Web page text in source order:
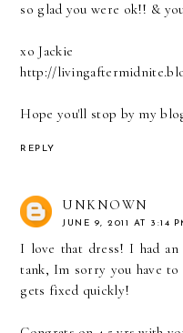
so glad you were ok!! &
xo Jackie
http://
Hope you'll stop by my
REPLY
UNKNOWN
JUNE 9, 2011 AT 3:14
I love that dress! I had
tank, Im sorry you have
gets fixed quickly!